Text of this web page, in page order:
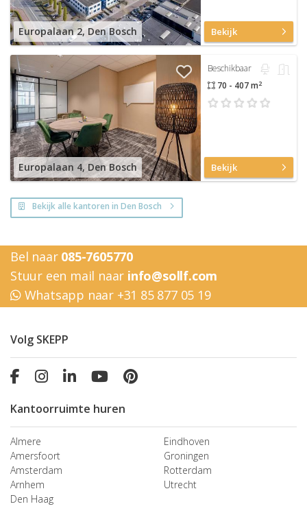
Europalaan 2, Den Bosch Bekijk
Europalaan 4, Den Bosch
Beschikbaar
70 - 407 m2
Bekijk
Bekijk alle kantoren in Den Bosch
Bel naar 085-7605770
Stuur een mail naar info@sollf.com
Whatsapp naar +31 85 877 05 19
Volg SKEPP
Kantoorruimte huren
Almere
Amersfoort
Amsterdam
Arnhem
Den Haag
Eindhoven
Groningen
Rotterdam
Utrecht